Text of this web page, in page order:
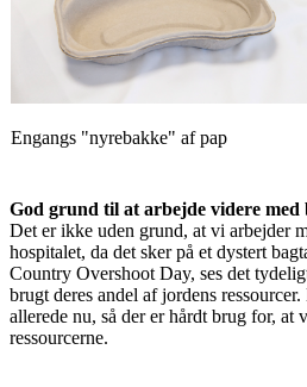
Engangs "nyrebakke" af pap
God grund til at arbejde videre
Det er ikke uden grund, at vi arbejder
hospitalet, da det sker på et dystert
Country Overshoot Day, ses det
brugt deres andel af jordens
allerede nu, så der er hårdt brug for, at
ressourcerne.